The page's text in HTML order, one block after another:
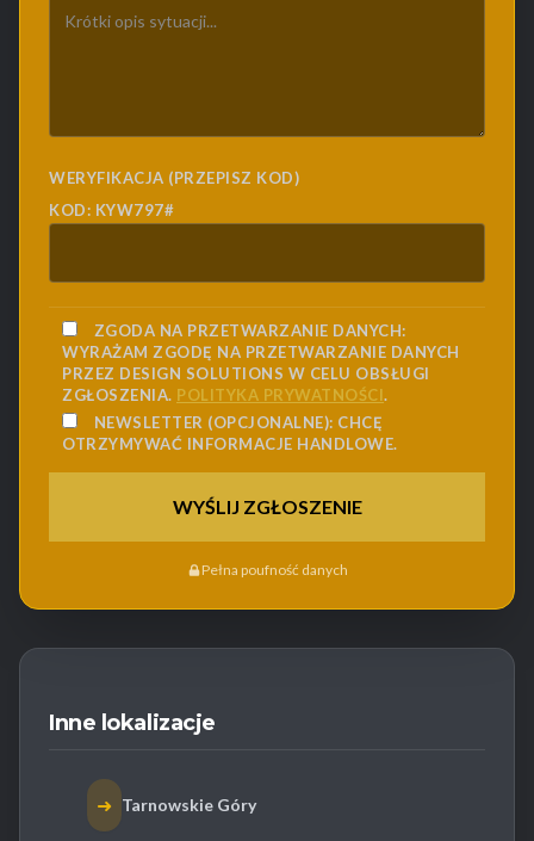
WERYFIKACJA (PRZEPISZ KOD)
KOD: KYW797#
ZGODA NA PRZETWARZANIE DANYCH:
WYRAŻAM ZGODĘ NA PRZETWARZANIE DANYCH
PRZEZ DESIGN SOLUTIONS W CELU OBSŁUGI
ZGŁOSZENIA. POLITYKA PRYWATNOŚCI.
NEWSLETTER (OPCJONALNE): CHCĘ
OTRZYMYWAĆ INFORMACJE HANDLOWE.
Pełna poufność danych
Inne lokalizacje
➜ Tarnowskie Góry